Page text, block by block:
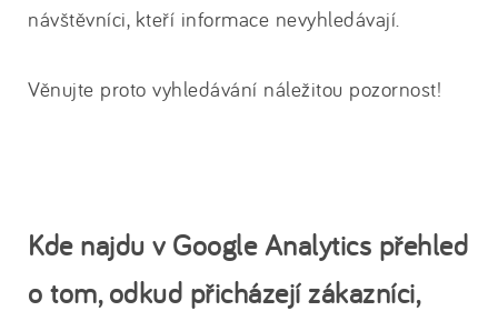
návštěvníci, kteří informace nevyhledávají.
Věnujte proto vyhledávání náležitou pozornost!
Kde najdu v Google Analytics přehled
o tom, odkud přicházejí zákazníci,